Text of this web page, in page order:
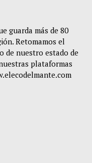
guarda más de 80
Retomamos el
de nuestro estado de
plataformas